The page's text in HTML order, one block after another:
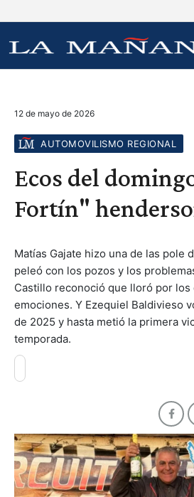
12 de mayo de 2026
AUTOMOVILISMO REGIONAL
Ecos del
Fortín"
Matías Gajate hizo una de las pole
peleó con los pozos y los
Castillo reconoció que lloró por
emociones. Y Ezequiel Baldivieso
de 2025 y hasta metió la primera
temporada.